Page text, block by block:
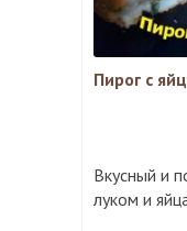
Пирог с
Вкусный и
луком и